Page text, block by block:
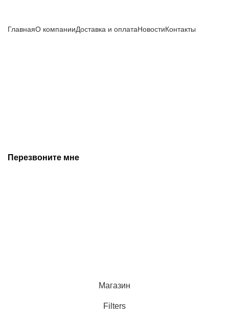
ГлавнаяО компанииДоставка и оплатаНовостиКонтакты
Перезвоните мне
Магазин
Filters